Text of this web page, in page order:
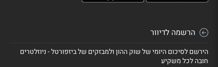
הרשמה לדיוור
הירשם לסיכום היומי של שוק ההון ולמבזקים של ביזפורטל - ניוזלטרים
חובה לכל משקיע